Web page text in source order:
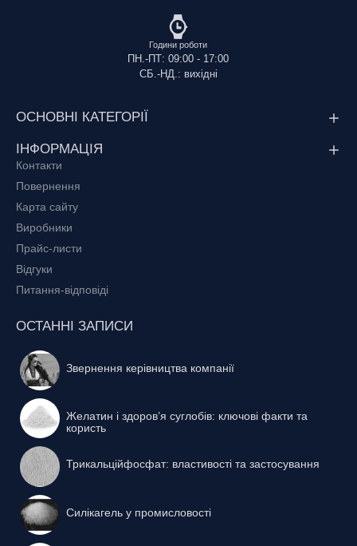
Години роботи
ПН.-ПТ: 09:00 - 17:00
СБ.-НД.: вихідні
ОСНОВНІ КАТЕГОРІЇ
ІНФОРМАЦІЯ
Контакти
Повернення
Карта сайту
Виробники
Прайс-листи
Відгуки
Питання-відповіді
ОСТАННІ ЗАПИСИ
Звернення керівництва компанії
Желатин і здоров’я суглобів: ключові факти та
користь
Трикальційфосфат: властивості та застосування
Силікагель у промисловості